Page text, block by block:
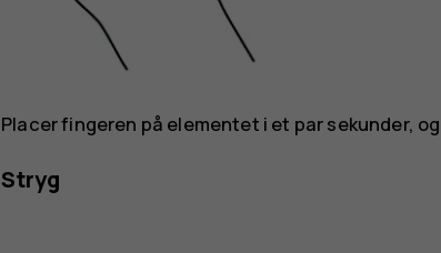
Placer fingeren på elementet i et par sekunder,
Stryg